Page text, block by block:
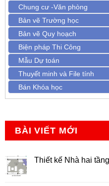
Chung cư -Văn phòng
Bản vẽ Trường học
Bản vẽ Quy hoạch
Biện pháp Thi Công
Mẫu Dự toán
Thuyết minh và File tính
Bán Khóa học
BÀI VIẾT MỚI
Thiết kế Nhà hai